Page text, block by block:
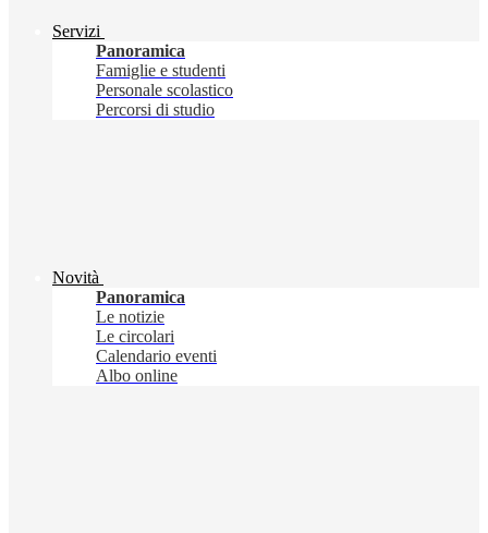
Servizi
Panoramica
Famiglie e studenti
Personale scolastico
Percorsi di studio
Novità
Panoramica
Le notizie
Le circolari
Calendario eventi
Albo online